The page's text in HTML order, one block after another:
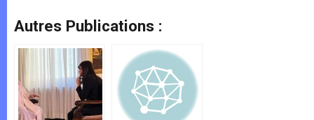
Autres Publications :